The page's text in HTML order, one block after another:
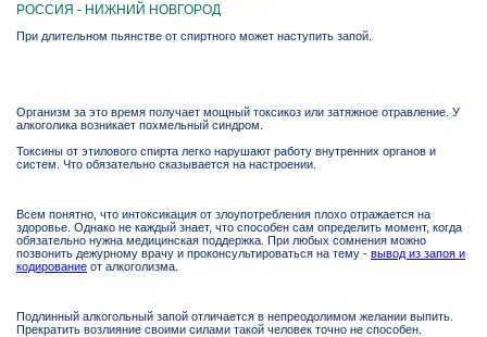
РОССИЯ - НИЖНИЙ НОВГОРОД
При длительном пьянстве от спиртного может наступить запой.
Организм за это время получает мощный токсикоз или затяжное отравление. У
алкоголика возникает похмельный синдром.
Токсины от этилового спирта легко нарушают работу внутренних органов и
систем. Что обязательно сказывается на настроении.
Всем понятно, что интоксикация от злоупотребления плохо отражается на
здоровье. Однако не каждый знает, что способен сам определить момент, когда
обязательно нужна медицинская поддержка. При любых сомнения можно
позвонить дежурному врачу и проконсультироваться на тему - вывод из запоя и
кодирование от алкоголизма.
Подлинный алкогольный запой отличается в непреодолимом желании выпить.
Прекратить возлияние своими силами такой человек точно не способен.